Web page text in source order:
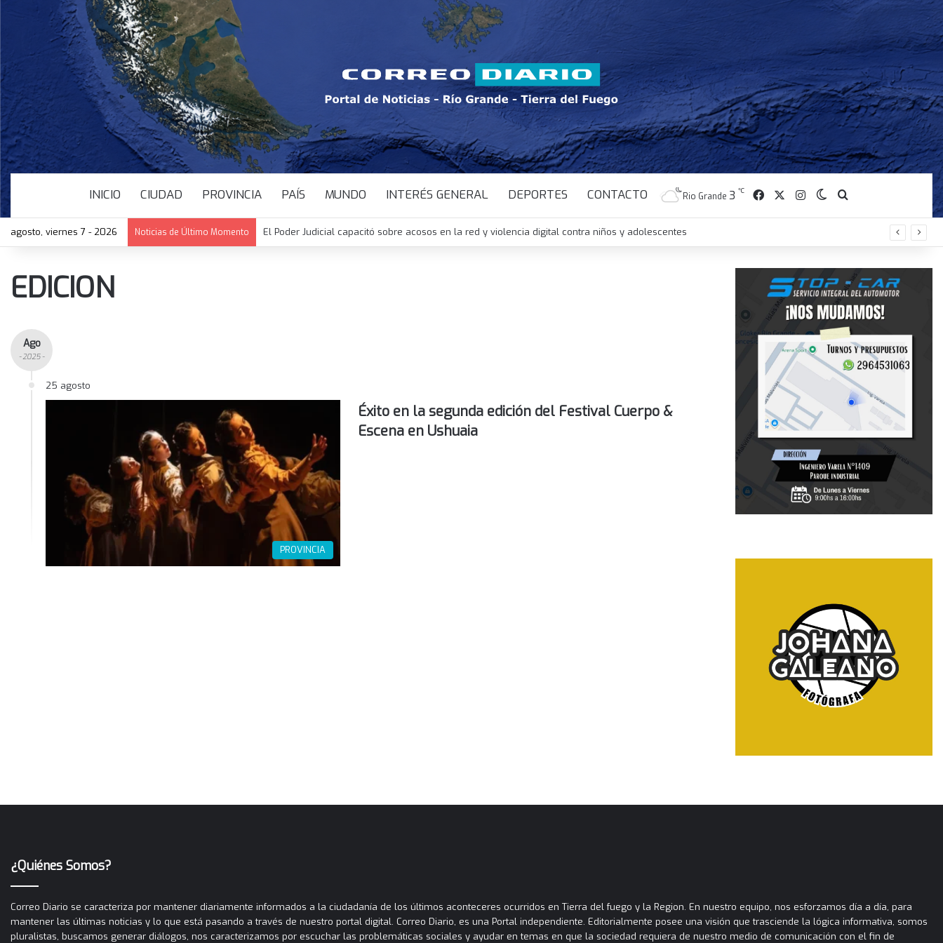
INICIO CIUDAD PROVINCIA PAÍS MUNDO INTERÉS GENERAL DEPORTES CONTACTO Rio Grande 3 ℃ Facebook InstagramSwitch skin
Buscar
agosto, viernes 7 - 2026 Noticias de Último Momento El Poder Judicial capacitó sobre acosos en la red y violencia digital contra niños y adolescentes
EDICION
Ago
- 2025 -
25 agosto
PROVINCIA
Éxito en la segunda edición del Festival Cuerpo &
Escena en Ushuaia
¿Quiénes Somos?
Correo Diario se caracteriza por mantener diariamente informados a la ciudadanía de los últimos aconteceres ocurridos en Tierra del fuego y la Region. En nuestro equipo, nos esforzamos día a día, para
mantener las últimas noticias y lo que está pasando a través de nuestro portal digital. Correo Diario, es una Portal independiente. Editorialmente posee una visión que trasciende la lógica informativa, somos
pluralistas, buscamos generar diálogos, nos caracterizamos por escuchar las problemáticas sociales y ayudar en temas en que la sociedad requiera de nuestro medio de comunicación con el fin de